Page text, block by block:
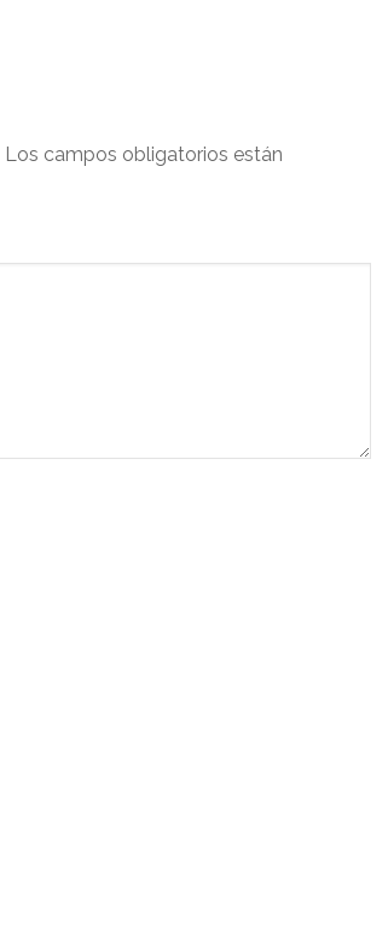
Los campos obligatorios están